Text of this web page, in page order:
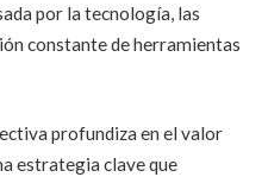
por la tecnología, las
constante de herramientas
profundiza en el valor
estrategia clave que